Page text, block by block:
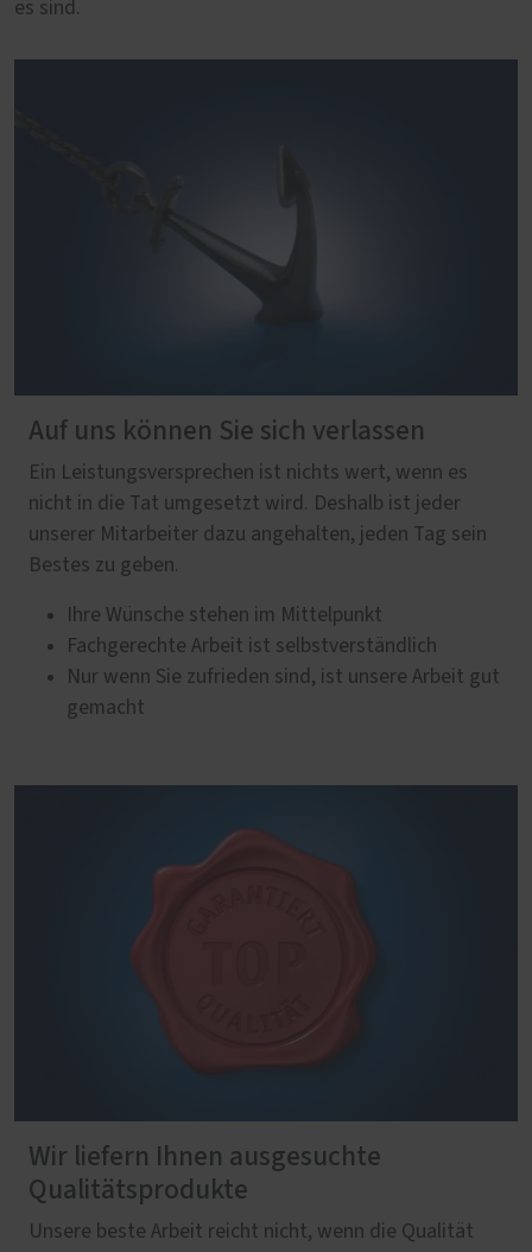
es sind.
Auf uns können Sie sich verlassen
Ein Leistungsversprechen ist nichts wert, wenn es
nicht in die Tat umgesetzt wird. Deshalb ist jeder
unserer Mitarbeiter dazu angehalten, jeden Tag sein
Bestes zu geben.
Ihre Wünsche stehen im Mittelpunkt
Fachgerechte Arbeit ist selbstverständlich
Nur wenn Sie zufrieden sind, ist unsere Arbeit gut
gemacht
Wir liefern Ihnen ausgesuchte
Qualitätsprodukte
Unsere beste Arbeit reicht nicht, wenn die Qualität